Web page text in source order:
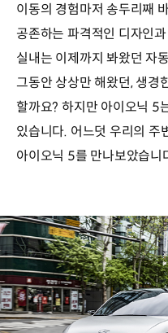
이동의 경험마저 송두리째
공존하는 파격적인 디자인
실내는 이제까지 봐왔던 자
그동안 상상만 해왔던, 생경
할까요? 하지만 아이오닉 5
있습니다. 어느덧 우리의 주
아이오닉 5를 만나보았습니